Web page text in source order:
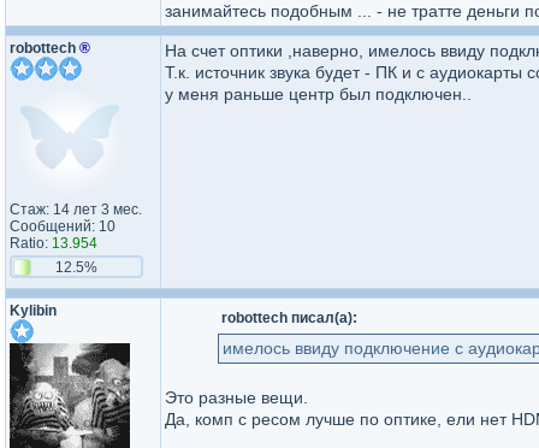
занимайтесь подобным ... - не тратте деньги
robottech ®
Стаж: 14 лет 3 мес.
Сообщений: 10
Ratio: 13.954
12.5%
На счет оптики ,наверно, имелось ввиду
Т.к. источник звука будет - ПК и с
у меня раньше центр был подключен..
Kylibin robottech писал(а):
имелось ввиду подключение с
Это разные вещи.
Да, комп с ресом лучше по оптике, ели нет